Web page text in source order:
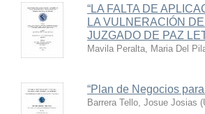
“LA FALTA DE
LA VULNERACIÓN
JUZGADO DE PAZ
Mavila Peralta, Maria Del
“Plan de Negocios
Barrera Tello, Josue Josias (